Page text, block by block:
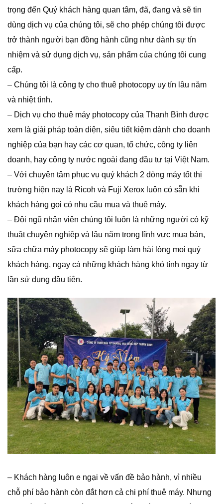
trọng đến Quý khách hàng quan tâm, đã, đang và sẽ tin
dùng dịch vụ của chúng tôi, sẽ cho phép chúng tôi được
trở thành người bạn đồng hành cũng như dành sự tín
nhiệm và sử dụng dịch vụ, sản phẩm của chúng tôi cung
cấp.
– Chúng tôi là công ty cho thuê photocopy uy tín lâu năm
và nhiệt tình.
– Dịch vụ cho thuê máy photocopy của Thanh Bình được
xem là giải pháp toàn diện, siêu tiết kiệm dành cho doanh
nghiệp của bạn hay các cơ quan, tổ chức, công ty liên
doanh, hay công ty nước ngoài đang đầu tư tại Việt Nam.
– Với chuyên tâm phục vụ quý khách 2 dòng máy tốt thị
trường hiện nay là Ricoh và Fuji Xerox luôn có sẵn khi
khách hàng gọi có nhu cầu mua và thuê máy.
– Đội ngũ nhân viên chúng tôi luôn là những người có kỹ
thuật chuyên nghiệp và lâu năm trong lĩnh vực mua bán,
sữa chữa máy photocopy sẽ giúp làm hài lòng mọi quý
khách hàng, ngay cả những khách hàng khó tính ngay từ
lần sử dụng đầu tiên.
– Khách hàng luôn e ngại về vấn đề bảo hành, vì nhiều
chỗ phí bảo hành còn đắt hơn cả chi phí thuê máy. Nhưng